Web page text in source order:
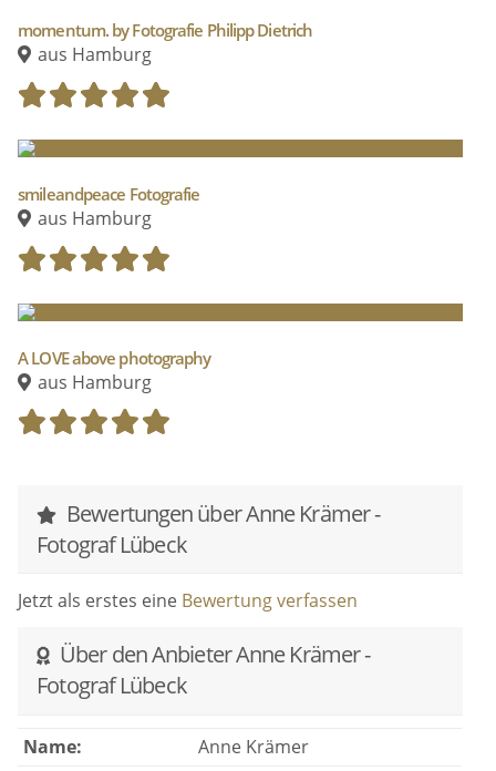
An Wochenenden deutschlandweit buchbar ab 6h.
Standesamtbegleitungen in Lübeck und Umgebung ab 2h
(Mo-Fr. buchbar).
momentum. by Fotografie Philipp Dietrich
aus Hamburg
smileandpeace Fotografie
aus Hamburg
A LOVE above photography
aus Hamburg
Bewertungen über Anne Krämer -
Fotograf Lübeck
Jetzt als erstes eine Bewertung verfassen
Über den Anbieter Anne Krämer -
Fotograf Lübeck
Name:
Anne Krämer